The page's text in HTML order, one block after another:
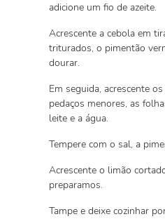
adicione um fio de azeite.
Acrescente a cebola em
triturados, o pimentão
dourar.
Em seguida, acrescente
pedaços menores, as
leite e a água.
Tempere com o sal, a
Acrescente o limão
preparamos.
Tampe e deixe cozinhar